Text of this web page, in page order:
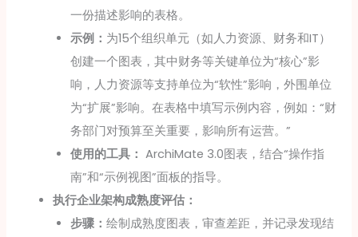
一份描述影响的表格。
示例： 为15个组织单元（如人力资源、财务和IT）
创建一个图表，其中财务等关键单位为“核心”影
响，人力资源等支持单位为“软性”影响，外围单位
为“扩展”影响。在表格中填写示例内容，例如：“财
务部门对预算至关重要，影响所有运营。”
使用的工具： ArchiMate 3.0图表，结合“操作指
南”和“示例视图”面板的指导。
执行企业架构成熟度评估：
步骤：绘制成熟度图表，审查差距，并记录发现结